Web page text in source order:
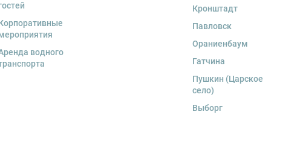
водного
Кронштадт
Павловск
Ораниенбаум
Гатчина
Пушкин (Царское
село)
Выборг